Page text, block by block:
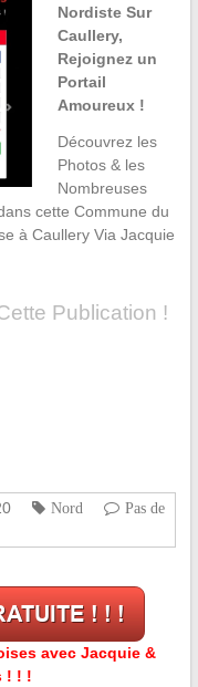
Nordiste Sur
Caullery,
Rejoignez un
Portail
Amoureux !
Découvrez les
Photos & les
Nombreuses
cette Commune du
à Caullery Via Jacquie
Publication !
Nord
Pas de
avec Jacquie &
! ! !